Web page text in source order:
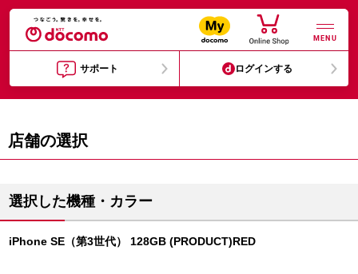
MENU
サポート ログインする
店舗の選択
選択した機種・カラー
iPhone SE（第3世代） 128GB (PRODUCT)RED